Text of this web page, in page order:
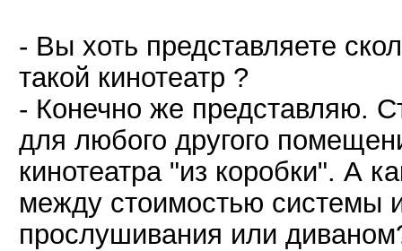
- Вы хоть представляете
такой кинотеатр ?
- Конечно же представляю.
для любого другого
кинотеатра "из коробки". А
между стоимостью системы
прослушивания или